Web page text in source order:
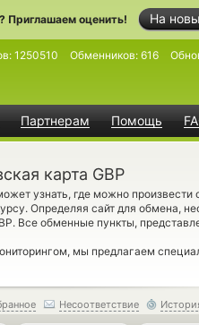
На
Приглашаем оценить!
Партнерам Помощь
1250510 Обменников: 616
карта GBP
узнать, где можно произвести
Определяя сайт для обмена,
Все обменные пункты,
мы предлагаем
Несоответствие